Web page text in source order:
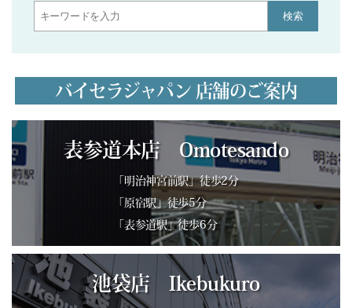
検索
バイセラジャパン 店舗のご案内
表参道本店 Omotesando
「明治神宮前駅」徒歩2分
「原宿駅」徒歩5分
「表参道駅」徒歩6分
池袋店 Ikebukuro